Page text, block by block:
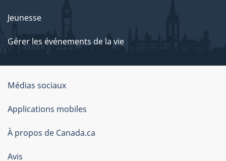
Jeunesse
Gérer les événements de la vie
Organisation
du
gouvernement
du
Canada
Médias sociaux
Applications mobiles
À propos de Canada.ca
Avis